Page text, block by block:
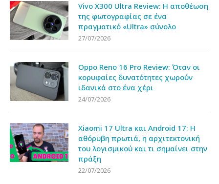
Vivo X300 Ultra Review: Η αποθέωση
της φωτογραφίας σε ένα
πραγματικό «Ultra» σύνολο
27/07/2026
Oppo Reno 16 Pro Review: Όταν οι
κορυφαίες δυνατότητες χωρούν
ιδανικά στο ένα χέρι
24/07/2026
Xiaomi 17 Ultra και Android 17: Η
αθόρυβη πρωτιά, η αρχιτεκτονική
του λογισμικού και τι σημαίνει στην
πράξη
22/07/2026